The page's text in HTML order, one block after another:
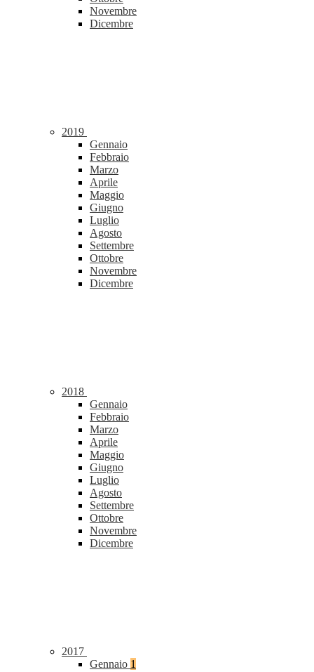
Novembre
Dicembre
2019
Gennaio
Febbraio
Marzo
Aprile
Maggio
Giugno
Luglio
Agosto
Settembre
Ottobre
Novembre
Dicembre
2018
Gennaio
Febbraio
Marzo
Aprile
Maggio
Giugno
Luglio
Agosto
Settembre
Ottobre
Novembre
Dicembre
2017
Gennaio 1